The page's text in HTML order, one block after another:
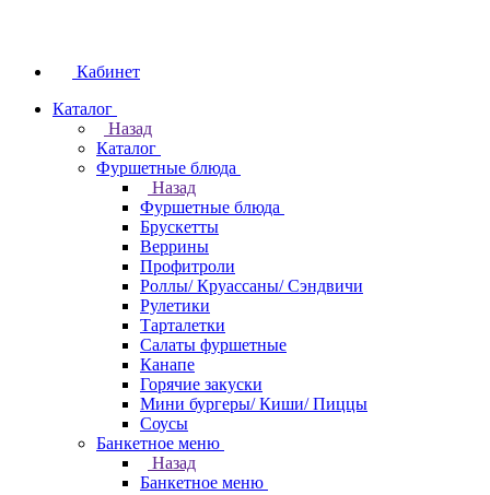
Кабинет
Каталог
Назад
Каталог
Фуршетные блюда
Назад
Фуршетные блюда
Брускетты
Веррины
Профитроли
Роллы/ Круассаны/ Сэндвичи
Рулетики
Тарталетки
Салаты фуршетные
Канапе
Горячие закуски
Мини бургеры/ Киши/ Пиццы
Соусы
Банкетное меню
Назад
Банкетное меню